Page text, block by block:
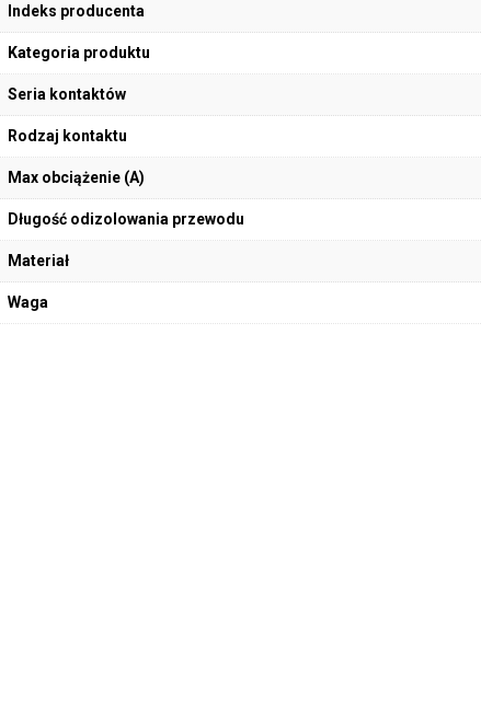
Indeks producenta
Kategoria produktu
Seria kontaktów
Rodzaj kontaktu
Max obciążenie (A)
Długość odizolowania przewodu
Materiał
Waga